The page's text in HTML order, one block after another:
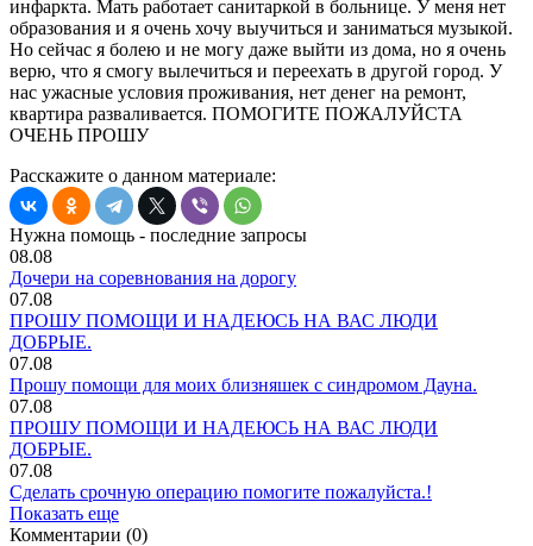
инфаркта. Мать работает санитаркой в больнице. У меня нет
образования и я очень хочу выучиться и заниматься музыкой.
Но сейчас я болею и не могу даже выйти из дома, но я очень
верю, что я смогу вылечиться и переехать в другой город. У
нас ужасные условия проживания, нет денег на ремонт,
квартира разваливается. ПОМОГИТЕ ПОЖАЛУЙСТА
ОЧЕНЬ ПРОШУ
Расскажите о данном материале:
Нужна помощь - последние запросы
08.08
Дочери на соревнования на дорогу
07.08
ПРОШУ ПОМОЩИ И НАДЕЮСЬ НА ВАС ЛЮДИ
ДОБРЫЕ.
07.08
Прошу помощи для моих близняшек с синдромом Дауна.
07.08
ПРОШУ ПОМОЩИ И НАДЕЮСЬ НА ВАС ЛЮДИ
ДОБРЫЕ.
07.08
Сделать срочную операцию помогите пожалуйста.!
Показать еще
Комментарии (0)